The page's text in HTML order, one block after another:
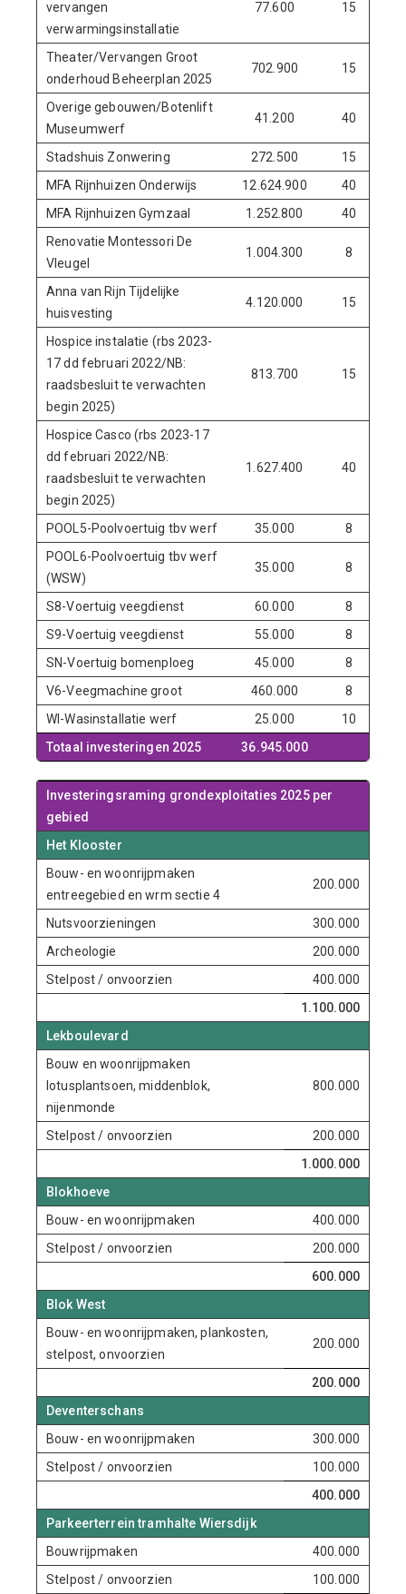
vervangen
verwarmingsinstallatie
77.600 15
Theater/Vervangen Groot
onderhoud Beheerplan 2025
702.900 15
Overige gebouwen/Botenlift
Museumwerf
41.200 40
Stadshuis Zonwering 272.500
15
MFA Rijnhuizen Onderwijs
12.624.900
40
MFA Rijnhuizen Gymzaal
1.252.800
40
Renovatie Montessori De
Vleugel
1.004.300 8
Anna van Rijn Tijdelijke
huisvesting
4.120.000 15
Hospice instalatie (rbs 2023-
17 dd februari 2022/NB:
raadsbesluit te verwachten
begin 2025)
813.700 15
Hospice Casco (rbs 2023-17
dd februari 2022/NB:
raadsbesluit te verwachten
begin 2025)
1.627.400 40
POOL5-Poolvoertuig tbv werf 35.000
8
POOL6-Poolvoertuig tbv werf
(WSW)
35.000 8
S8-Voertuig veegdienst 60.000
8
S9-Voertuig veegdienst
55.000
8
SN-Voertuig bomenploeg
45.000
8
V6-Veegmachine groot
460.000
8
WI-Wasinstallatie werf
25.000
10
Totaal investeringen 2025
36.945.000
Investeringsraming grondexploitaties 2025 per
gebied
Het Klooster
Bouw- en woonrijpmaken
entreegebied en wrm sectie 4
200.000
Nutsvoorzieningen
300.000
Archeologie
200.000
Stelpost / onvoorzien
400.000
1.100.000
Lekboulevard
Bouw en woonrijpmaken
lotusplantsoen, middenblok,
nijenmonde
800.000
Stelpost / onvoorzien
200.000
1.000.000
Blokhoeve
Bouw- en woonrijpmaken
400.000
Stelpost / onvoorzien
200.000
600.000
Blok West
Bouw- en woonrijpmaken, plankosten,
stelpost, onvoorzien
200.000
200.000
Deventerschans
Bouw- en woonrijpmaken
300.000
Stelpost / onvoorzien
100.000
400.000
Parkeerterrein tramhalte Wiersdijk
Bouwrijpmaken
400.000
Stelpost / onvoorzien
100.000